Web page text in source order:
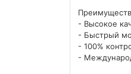
- Высокое
- Быстрый
- 100%
-